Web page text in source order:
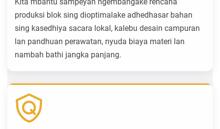
produksi blok sing dioptimalake adhedhasar bahan
sing kasedhiya sacara lokal, kalebu desain campuran
lan pandhuan perawatan, nyuda biaya materi lan
nambah bathi jangka panjang.